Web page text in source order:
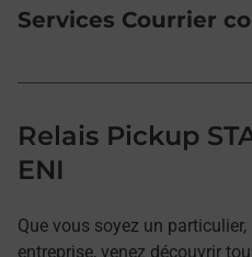
Services Courrier
Relais Pickup
ENI
Que vous soyez un
entreprise, venez découvrir